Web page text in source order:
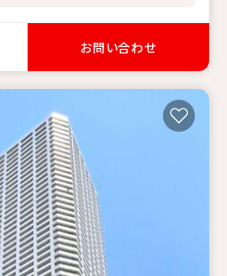
お問い合わせ